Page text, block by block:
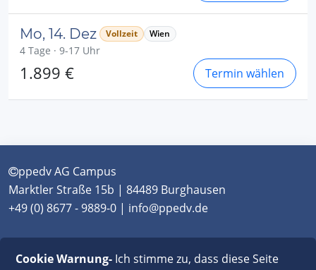
Mo, 14. Dez Vollzeit Wien
4 Tage · 9-17 Uhr
1.899 € Termin wählen
ppedv AG Campus
Marktler Straße 15b | 84489 Burghausen
+49 (0) 8677 - 9889-0 | info@ppedv.de
Cookie Warnung-Ich stimme zu, dass diese Seite